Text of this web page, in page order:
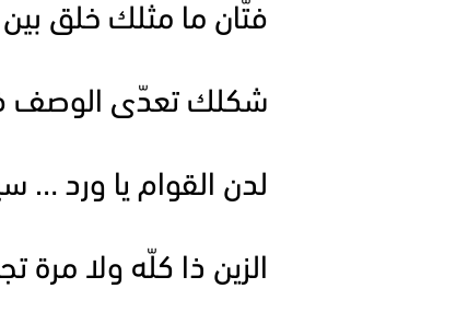
فتّان ما مثلك خلق بين
شكلك تعدّى الوصف
لدن القوام يا ورد …
الزين ذا كلّه ولا مرة